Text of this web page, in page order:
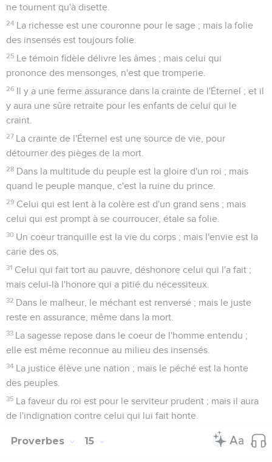
ne tournent qu'à disette.
24 La richesse est une couronne pour le sage ; mais la folie
des insensés est toujours folie.
25 Le témoin fidèle délivre les âmes ; mais celui qui
prononce des mensonges, n'est que tromperie.
26 Il y a une ferme assurance dans la crainte de l'Éternel ; et il
y aura une sûre retraite pour les enfants de celui qui le
craint.
27 La crainte de l'Éternel est une source de vie, pour
détourner des pièges de la mort.
28 Dans la multitude du peuple est la gloire d'un roi ; mais
quand le peuple manque, c'est la ruine du prince.
29 Celui qui est lent à la colère est d'un grand sens ; mais
celui qui est prompt à se courroucer, étale sa folie.
30 Un coeur tranquille est la vie du corps ; mais l'envie est la
carie des os.
31 Celui qui fait tort au pauvre, déshonore celui qui l'a fait ;
mais celui-là l'honore qui a pitié du nécessiteux.
32 Dans le malheur, le méchant est renversé ; mais le juste
reste en assurance, même dans la mort.
33 La sagesse repose dans le coeur de l'homme entendu ;
elle est même reconnue au milieu des insensés.
34 La justice élève une nation ; mais le péché est la honte
des peuples.
35 La faveur du roi est pour le serviteur prudent ; mais il aura
de l'indignation contre celui qui lui fait honte.
Proverbes 15